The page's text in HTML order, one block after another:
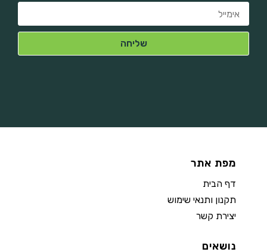
מפת אתר
דף הבית
תקנון ותנאי שימוש
יצירת קשר
נושאים